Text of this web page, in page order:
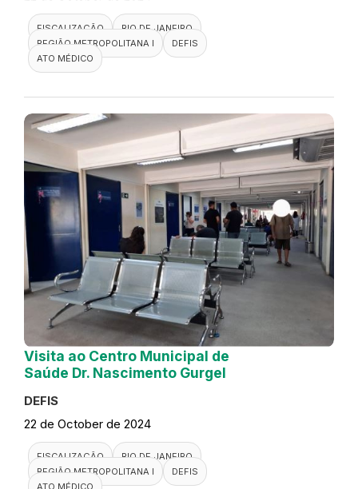
FISCALIZAÇÃO
RIO DE JANEIRO
REGIÃO METROPOLITANA I
DEFIS
ATO MÉDICO
Visita ao Centro Municipal de
Saúde Dr. Nascimento Gurgel
DEFIS
22 de October de 2024
FISCALIZAÇÃO
RIO DE JANEIRO
REGIÃO METROPOLITANA I
DEFIS
ATO MÉDICO